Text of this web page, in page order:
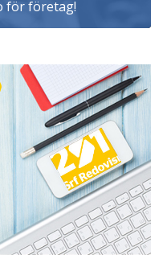
för företag!